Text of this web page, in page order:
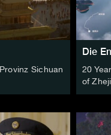
Sichuan
Die
20
of